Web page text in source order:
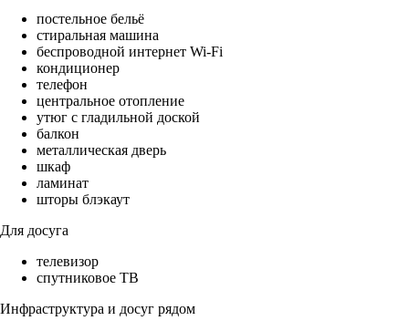
постельное бельё
стиральная машина
беспроводной интернет Wi-Fi
кондиционер
телефон
центральное отопление
утюг с гладильной доской
балкон
металлическая дверь
шкаф
ламинат
шторы блэкаут
Для досуга
телевизор
спутниковое ТВ
Инфраструктура и досуг рядом